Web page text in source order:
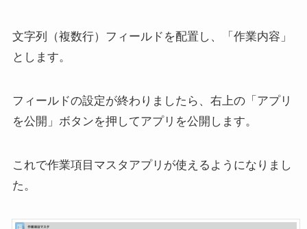
文字列（複数行）フィールドを配置し、「作業内容」
とします。
フィールドの設定が終わりましたら、右上の「アプリ
を公開」ボタンを押してアプリを公開します。
これで作業項目マスタアプリが使えるようになりまし
た。